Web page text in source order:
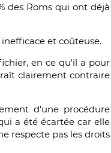
des Roms qui ont déjà
et coûteuse.
en ce qu'il a pour
clairement contraire
d'une procédure
a été écartée car elle
respecte pas les droits